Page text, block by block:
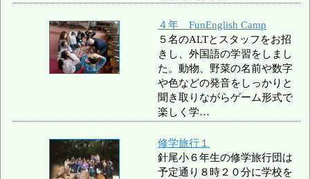
４年 FunEnglish Camp
５名のALTとスタッフをお招
きし、外国語の学習をしまし
た。動物、野菜の名前や数字
や色などの発音をしっかりと
聞き取りながらゲーム形式で
楽しく学…
修学旅行１
針尾小６年生の修学旅行団は
予定通り８時２０分に学校を